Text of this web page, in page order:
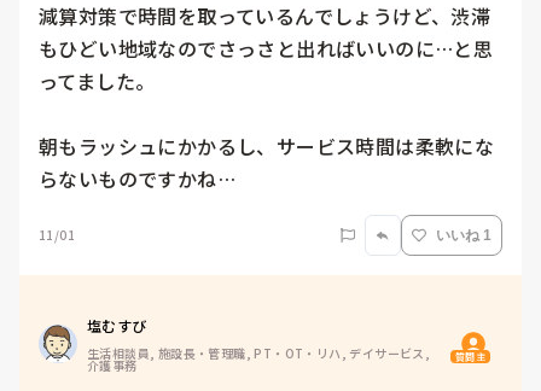
減算対策で時間を取っているんでしょうけど、渋滞
もひどい地域なのでさっさと出ればいいのに…と思
ってました。
朝もラッシュにかかるし、サービス時間は柔軟にな
らないものですかね…
11/01 いいね 1
塩むすび
生活相談員, 施設長・管理職, PT・OT・リハ, デイサービス,
介護事務 質問主